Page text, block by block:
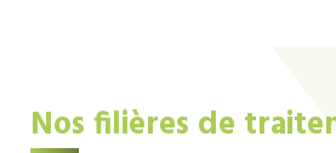
Nos filières de